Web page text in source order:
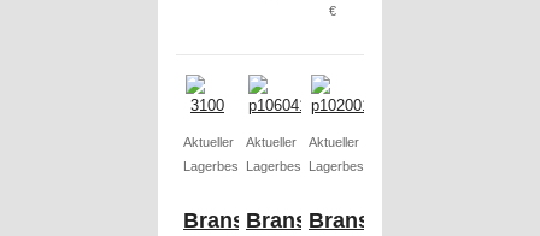
€
Aktueller
Lagerbestand
Branson
Aktueller
Lagerbestand
Branson
Aktueller
Lagerbestand
Branson